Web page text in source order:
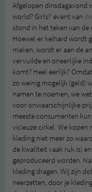
Afgelopen dinsdagavond
world? Girls!’ event van
stond in het teken van de
Hoewel er keihard wordt
maken, wordt er aan de
vervuilde en oneerlijke
komt? Heel eerlijk?
zo weinig mogelijk (geld)
namen te noemen, we
voor onwaarschijnlijke
meeste consumenten
vicieuze cirkel. We kopen
kleding niet meer zo
de kwaliteit vaak ruk is)
geproduceerd worden.
kleding dragen. Wij zijn
neerzetten, door je